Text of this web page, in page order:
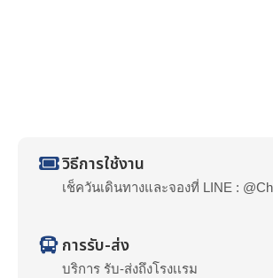
วิธีการใช้งาน
เช็ควันเดินทางและจองที่ LINE :
การรับ-ส่ง
บริการ รับ-ส่งถึงโรงเเรม